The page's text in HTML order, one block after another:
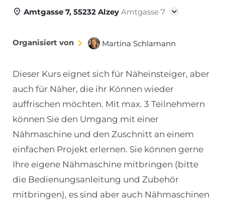
Amtgasse 7, 55232 Alzey Amtgasse 7
Organisiert von Martina Schlamann
Dieser Kurs eignet sich für Näheinsteiger, aber
auch für Näher, die ihr Können wieder
auffrischen möchten. Mit max. 3 Teilnehmern
können Sie den Umgang mit einer
Nähmaschine und den Zuschnitt an einem
einfachen Projekt erlernen. Sie können gerne
Ihre eigene Nähmaschine mitbringen (bitte
die Bedienungsanleitung und Zubehör
mitbringen), es sind aber auch Nähmaschinen